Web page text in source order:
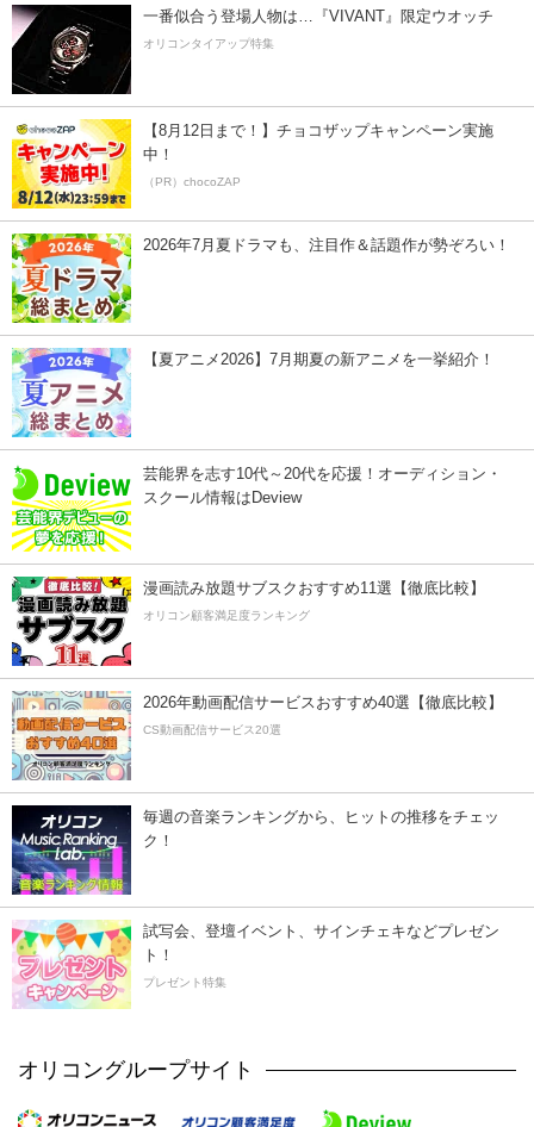
一番似合う登場人物は…『VIVANT』限定ウオッチ
オリコンタイアップ特集
【8月12日まで！】チョコザップキャンペーン実施
中！
（PR）chocoZAP
2026年7月夏ドラマも、注目作＆話題作が勢ぞろい！
【夏アニメ2026】7月期夏の新アニメを一挙紹介！
芸能界を志す10代～20代を応援！オーディション・
スクール情報はDeview
漫画読み放題サブスクおすすめ11選【徹底比較】
オリコン顧客満足度ランキング
2026年動画配信サービスおすすめ40選【徹底比較】
CS動画配信サービス20選
毎週の音楽ランキングから、ヒットの推移をチェッ
ク！
試写会、登壇イベント、サインチェキなどプレゼン
ト！
プレゼント特集
オリコングループサイト